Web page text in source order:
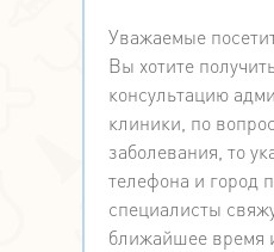
Уважаемые
Вы хотите
консультацию
клиники, по
заболевания, то
телефона и город
специалисты
ближайшее время